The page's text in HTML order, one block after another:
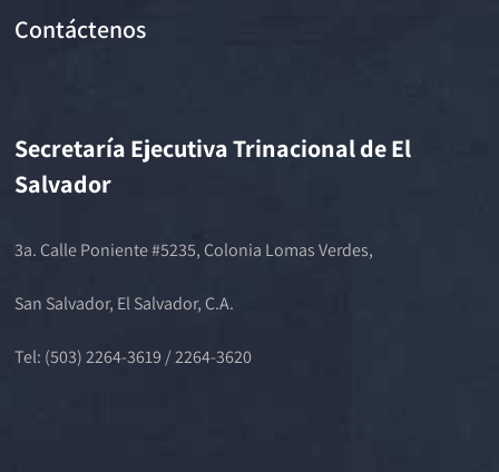
Contáctenos
Secretaría Ejecutiva Trinacional de El
Salvador
3a. Calle Poniente #5235, Colonia Lomas Verdes,
San Salvador, El Salvador, C.A.
Tel: (503) 2264-3619 / 2264-3620